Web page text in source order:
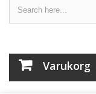
Varukorg